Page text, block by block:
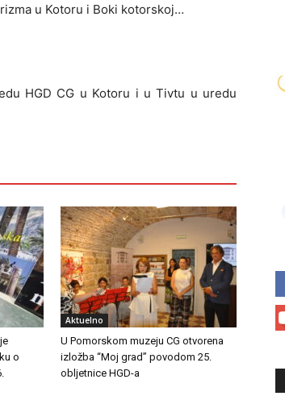
u Kotoru i Boki kotorskoj…
HGD CG u Kotoru i u Tivtu u uredu
o
Aktuelno
U Pomorskom muzeju CG otvorena
izložba “Moj grad” povodom 25.
obljetnice HGD-a